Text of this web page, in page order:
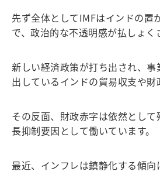
先ず全体としてIMFはインドの置
で、政治的な不透明感が払しょく
新しい経済政策が打ち出され、
出しているインドの貿易収支や
その反面、財政赤字は依然とし
長抑制要因として働いています。
最近、インフレは鎮静化する傾